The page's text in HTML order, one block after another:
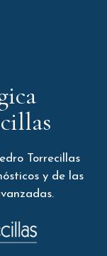
Torrecillas
y de las